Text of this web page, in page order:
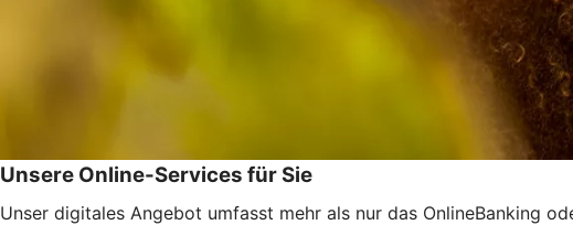
Unsere Online-Services für Sie
Unser digitales Angebot umfasst mehr als nur das OnlineBanking